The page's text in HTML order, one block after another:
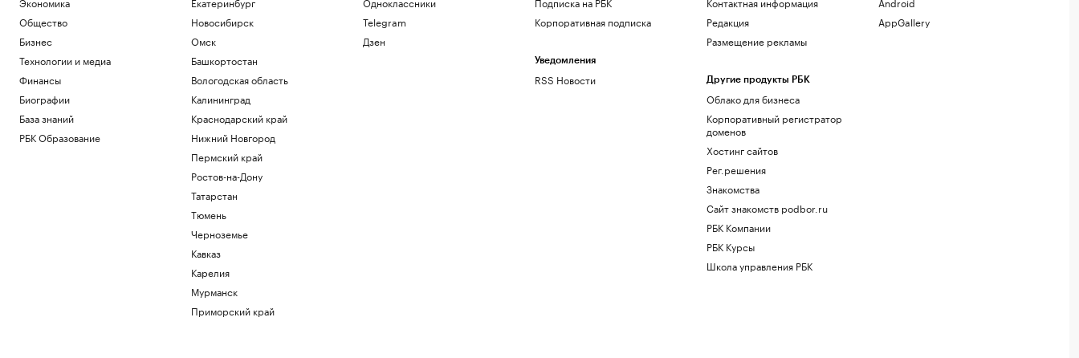
Общество
Бизнес
Технологии и медиа
Финансы
Биографии
База знаний
РБК Образование
Новосибирск
Омск
Башкортостан
Вологодская область
Калининград
Краснодарский край
Нижний Новгород
Пермский край
Ростов-на-Дону
Татарстан
Тюмень
Черноземье
Кавказ
Карелия
Мурманск
Приморский край
Telegram
Дзен
Корпоративная подписка
Уведомления
RSS Новости
Редакция
Размещение рекламы
Другие продукты РБК
Облако для бизнеса
Корпоративный регистратор
доменов
Хостинг сайтов
Рег.решения
Знакомства
Сайт знакомств podbor.ru
РБК Компании
РБК Курсы
Школа управления РБК
AppGallery